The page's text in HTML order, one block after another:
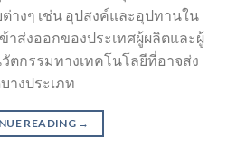
างๆ เช่น อุปสงค์และอุปทานใน
าส่งออกของประเทศผู้ผลิตและผู้
กรรมทางเทคโนโลยีที่อาจส่ง
างประเภท
READING →